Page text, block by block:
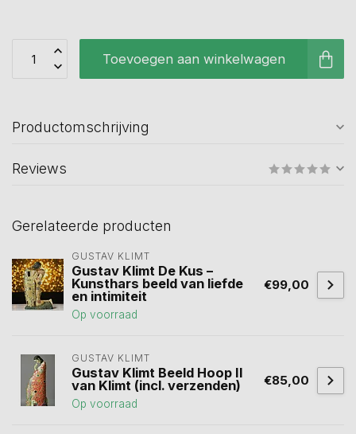
Toevoegen aan winkelwagen
Productomschrijving
Reviews
Gerelateerde producten
GUSTAV KLIMT
Gustav Klimt De Kus –
Kunsthars beeld van liefde
en intimiteit
Op voorraad
€99,00
GUSTAV KLIMT
Gustav Klimt Beeld Hoop II
van Klimt (incl. verzenden)
Op voorraad
€85,00